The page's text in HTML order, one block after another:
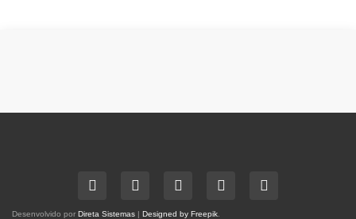
Desenvolvido por Direta Sistemas | Designed by Freepik